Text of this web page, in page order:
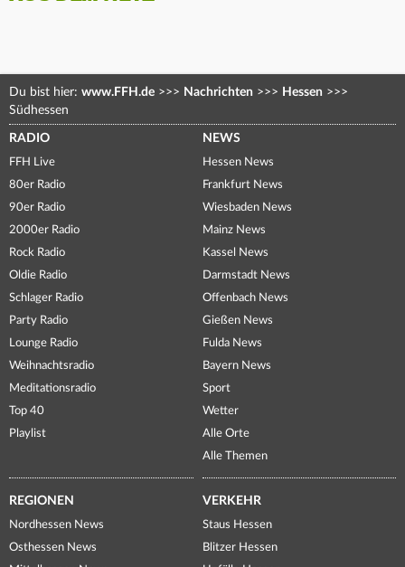
Du bist hier: www.FFH.de >>> Nachrichten >>> Hessen >>>
Südhessen
RADIO
FFH Live
80er Radio
90er Radio
2000er Radio
Rock Radio
Oldie Radio
Schlager Radio
Party Radio
Lounge Radio
Weihnachtsradio
Meditationsradio
Top 40
Playlist
NEWS
Hessen News
Frankfurt News
Wiesbaden News
Mainz News
Kassel News
Darmstadt News
Offenbach News
Gießen News
Fulda News
Bayern News
Sport
Wetter
Alle Orte
Alle Themen
REGIONEN
Nordhessen News
Osthessen News
VERKEHR
Staus Hessen
Blitzer Hessen